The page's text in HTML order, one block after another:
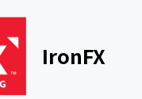
IronFX